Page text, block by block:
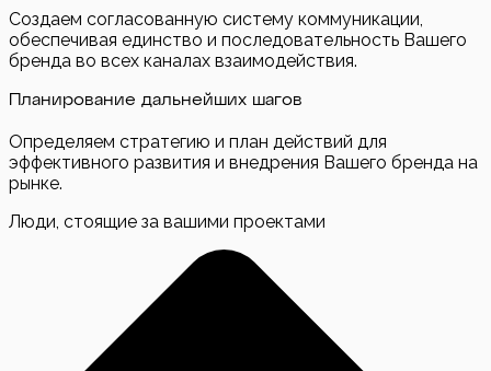
Создаем согласованную систему коммуникации,
обеспечивая единство и последовательность Вашего
бренда во всех каналах взаимодействия.
Планирование дальнейших шагов
Определяем стратегию и план действий для
эффективного развития и внедрения Вашего бренда на
рынке.
Люди, стоящие за вашими проектами